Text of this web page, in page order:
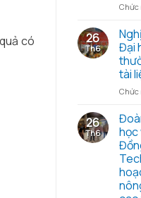
có
Chức
26
Th6
Đại
tài
Chức
26
Th6
học